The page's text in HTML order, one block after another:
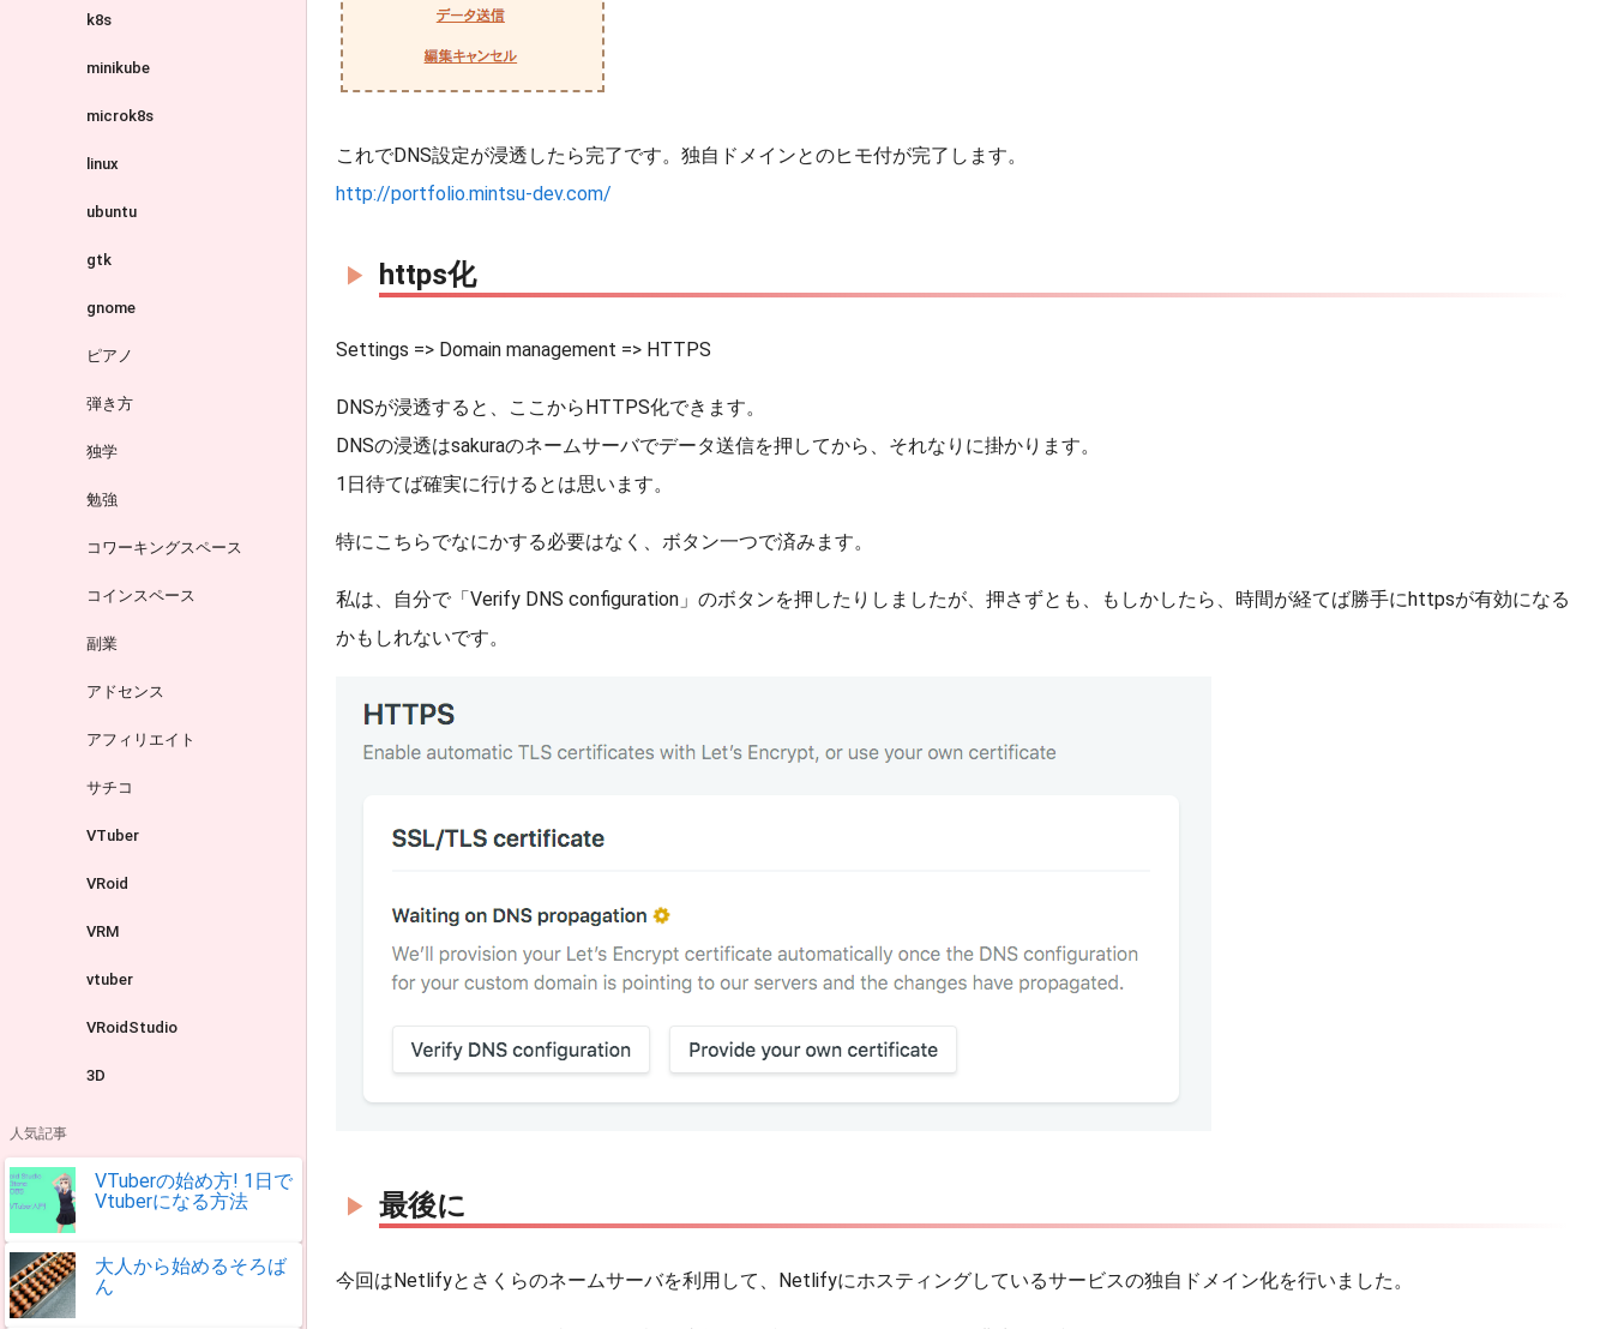
k8s
minikube
microk8s
linux
ubuntu
gtk
gnome
ピアノ
弾き方
独学
勉強
コワーキングスペース
コインスペース
副業
アドセンス
アフィリエイト
サチコ
VTuber
VRoid
VRM
vtuber
VRoidStudio
3D
人気記事
VTuberの始め方! 1日で
Vtuberになる方法
大人から始めるそろば
ん
これでDNS設定が浸透したら完了です。独自ドメインとのヒモ付が完了します。
http://portfolio.mintsu-dev.com/
https化
Settings => Domain management => HTTPS
DNSが浸透すると、ここからHTTPS化できます。
DNSの浸透はsakuraのネームサーバでデータ送信を押してから、それなりに掛かります。
1日待てば確実に行けるとは思います。
特にこちらでなにかする必要はなく、ボタン一つで済みます。
私は、自分で「Verify DNS configuration」のボタンを押したりしましたが、押さずとも、もしかしたら、時間が経てば勝手にhttpsが有効になる
かもしれないです。
最後に
今回はNetlifyとさくらのネームサーバを利用して、Netlifyにホスティングしているサービスの独自ドメイン化を行いました。